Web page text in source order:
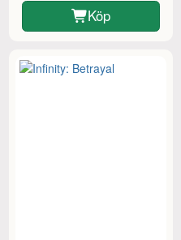
Köp